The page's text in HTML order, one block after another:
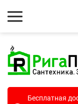
Бесплатная